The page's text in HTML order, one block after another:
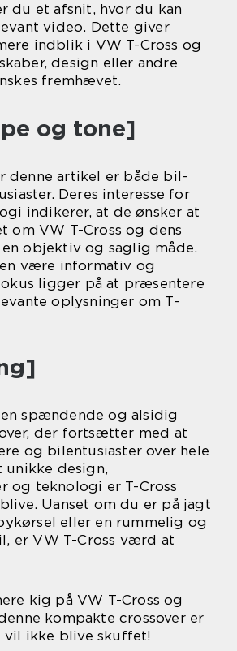
du et afsnit, hvor du kan
video. Dette giver
indblik i VW T-Cross og
design eller andre
fremhævet.
og tone]
denne artikel er både bil-
Deres interesse for
indikerer, at de ønsker at
om VW T-Cross og dens
objektiv og saglig måde.
være informativ og
ligger på at præsentere
oplysninger om T-
spændende og alsidig
der fortsætter med at
og bilentusiaster over hele
unikke design,
og teknologi er T-Cross
Uanset om du er på jagt
eller en rummelig og
er VW T-Cross værd at
kig på VW T-Cross og
kompakte crossover er
vil ikke blive skuffet!